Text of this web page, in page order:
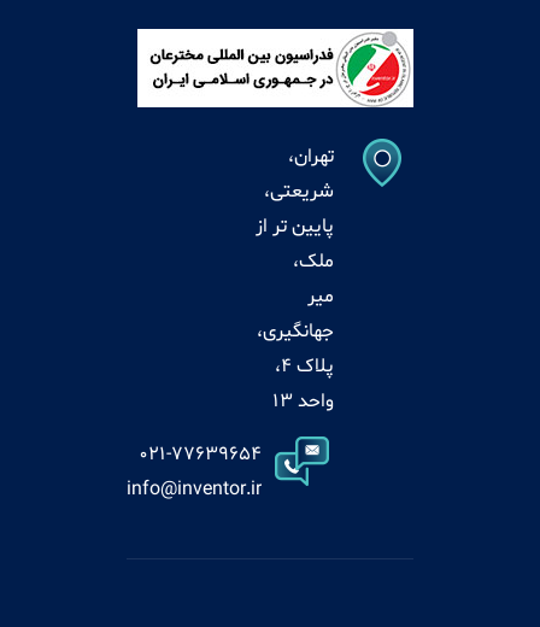
تهران،
شریعتی،
پایین تر از
ملک،
میر
جهانگیری،
پلاک 4،
واحد 13
021-77639654
info@inventor.ir